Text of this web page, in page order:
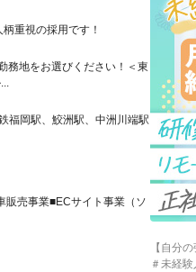
重視の採用です！
務地をお選びください！＜東
福岡駅、鮫洲駅、中洲川端駅
販売事業■ECサイト事業（ソ
【自分
＃未経